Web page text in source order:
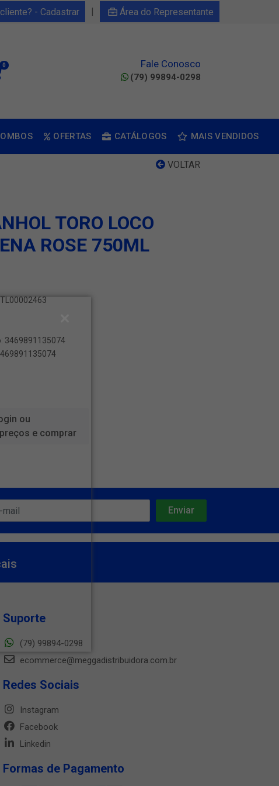
- Cadastrar | Área do Representante
0 Fale Conosco
(79) 99894-0298
OFERTAS CATÁLOGOS MAIS VENDIDOS
VOLTAR
TORO LOCO
ROSE 750ML
3469891135074
ou
e comprar
Suporte
(79) 99894-0298
ecommerce@meggadistribuidora.com.br
Redes Sociais
Instagram
Facebook
Linkedin
Formas de Pagamento